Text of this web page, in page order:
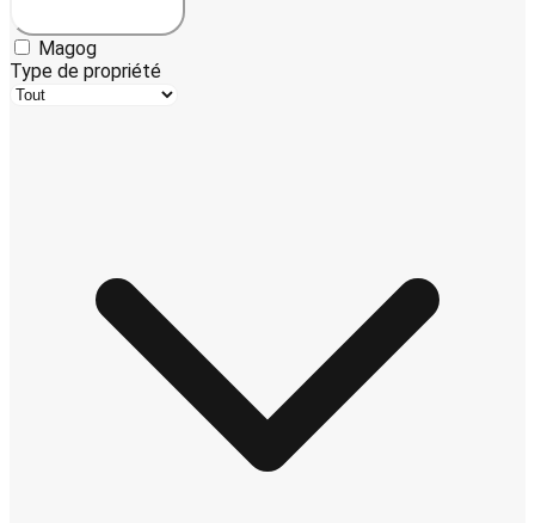
Magog
Type de propriété